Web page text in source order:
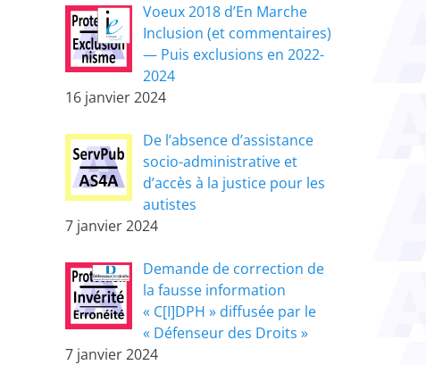
Voeux 2018 d’En Marche
Inclusion (et commentaires)
— Puis exclusions en 2022-
2024
16 janvier 2024
De l’absence d’assistance
socio-administrative et
d’accès à la justice pour les
autistes
7 janvier 2024
Demande de correction de
la fausse information
« C[I]DPH » diffusée par le
« Défenseur des Droits »
7 janvier 2024